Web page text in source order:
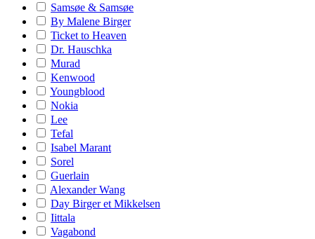
Samsøe & Samsøe
By Malene Birger
Ticket to Heaven
Dr. Hauschka
Murad
Kenwood
Youngblood
Nokia
Lee
Tefal
Isabel Marant
Sorel
Guerlain
Alexander Wang
Day Birger et Mikkelsen
Iittala
Vagabond